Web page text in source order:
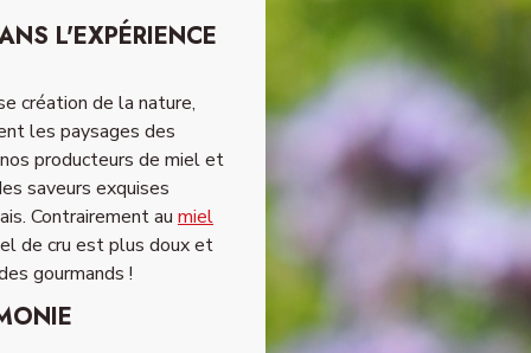
L'EXPÉRIENCE
création de la nature,
les paysages des
producteurs de miel et
saveurs exquises
Contrairement au miel
de cru est plus doux et
gourmands !